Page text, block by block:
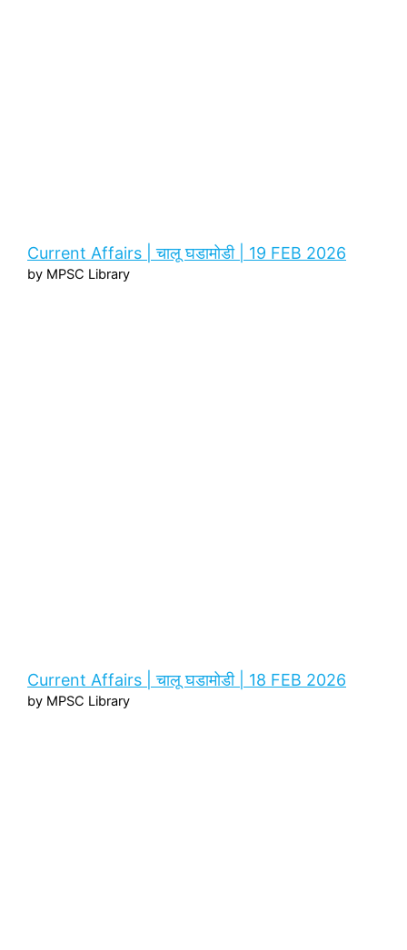
Current Affairs | चालू घडामोडी | 19 FEB 2026
by MPSC Library
Current Affairs | चालू घडामोडी | 18 FEB 2026
by MPSC Library